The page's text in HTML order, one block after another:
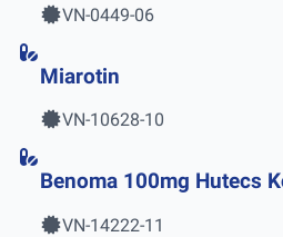
VN-0449-06
Miarotin
VN-10628-10
Benoma 100mg Hutecs
VN-14222-11